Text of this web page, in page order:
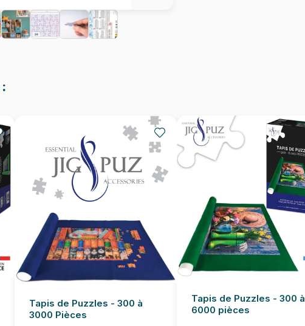
Tapis de Puzzles - 300 à
3000 Pièces
Tapis de Puzzles - 300 à
6000 pièces